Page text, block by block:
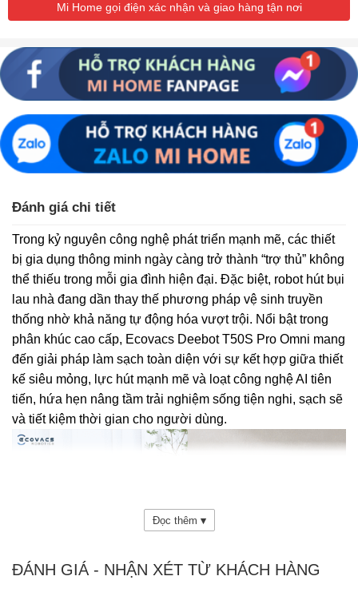
Mi Home gọi điện xác nhận và giao hàng tận nơi
Đánh giá chi tiết
Trong kỷ nguyên công nghệ phát triển mạnh mẽ, các thiết
bị gia dụng thông minh ngày càng trở thành “trợ thủ” không
thể thiếu trong mỗi gia đình hiện đại. Đặc biệt, robot hút bụi
lau nhà đang dần thay thế phương pháp vệ sinh truyền
thống nhờ khả năng tự động hóa vượt trội. Nổi bật trong
phân khúc cao cấp, Ecovacs Deebot T50S Pro Omni mang
đến giải pháp làm sạch toàn diện với sự kết hợp giữa thiết
kế siêu mỏng, lực hút mạnh mẽ và loạt công nghệ AI tiên
tiến, hứa hẹn nâng tầm trải nghiệm sống tiện nghi, sạch sẽ
và tiết kiệm thời gian cho người dùng.
Đọc thêm ▾
ĐÁNH GIÁ - NHẬN XÉT TỪ KHÁCH HÀNG